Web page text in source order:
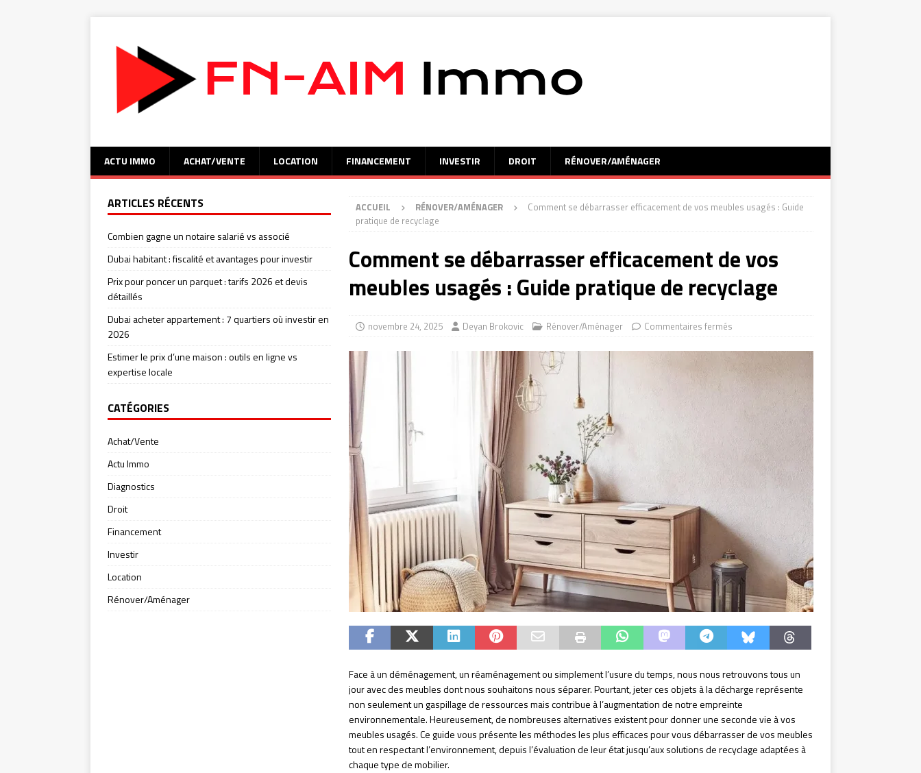
ACTU IMMO ACHAT/VENTE LOCATION FINANCEMENT INVESTIR DROIT RÉNOVER/AMÉNAGER
ACCUEIL RÉNOVER/AMÉNAGER
Comment se débarrasser efficacement de vos meubles usagés : Guide
pratique de recyclage
Comment se débarrasser efficacement de vos
meubles usagés : Guide pratique de recyclage
novembre 24, 2025 Deyan Brokovic Rénover/Aménager Commentaires fermés
Face à un déménagement, un réaménagement ou simplement l’usure du temps, nous nous retrouvons tous un
jour avec des meubles dont nous souhaitons nous séparer. Pourtant, jeter ces objets à la décharge représente
non seulement un gaspillage de ressources mais contribue à l’augmentation de notre empreinte
environnementale. Heureusement, de nombreuses alternatives existent pour donner une seconde vie à vos
meubles usagés. Ce guide vous présente les méthodes les plus efficaces pour vous débarrasser de vos meubles
tout en respectant l’environnement, depuis l’évaluation de leur état jusqu’aux solutions de recyclage adaptées à
chaque type de mobilier.
ARTICLES RÉCENTS
Combien gagne un notaire salarié vs associé
Dubai habitant : fiscalité et avantages pour investir
Prix pour poncer un parquet : tarifs 2026 et devis
détaillés
Dubai acheter appartement : 7 quartiers où investir en
2026
Estimer le prix d’une maison : outils en ligne vs
expertise locale
CATÉGORIES
Achat/Vente
Actu Immo
Diagnostics
Droit
Financement
Investir
Location
Rénover/Aménager